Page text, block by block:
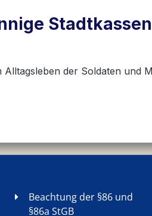
der Soldaten und
Beachtung der §86 und
§86a StGB